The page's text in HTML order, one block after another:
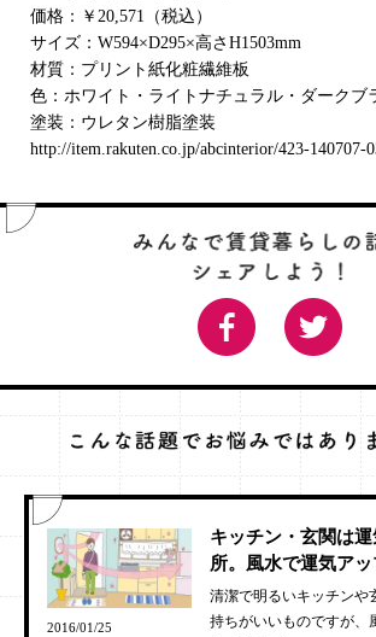
価格：￥20,571（税込）
サイズ：W594×D295×高さH1503mm
材質：プリント紙化粧繊維板
色：ホワイト・ライトナチュラル・ダークブ
塗装：ウレタン樹脂塗装
http://item.rakuten.co.jp/abcinterior/423-140707-
2016/01/25
キッチン・玄関は
所。風水で運気アッ
清潔で明るいキッチンや
持ちがいいものですが、